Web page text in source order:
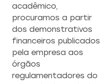
acadêmico,
procuramos a partir
dos demonstrativos
financeiros publicados
pela empresa aos
órgãos
regulamentadores do